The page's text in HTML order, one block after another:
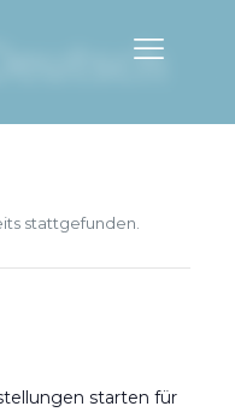
stattgefunden.
starten für